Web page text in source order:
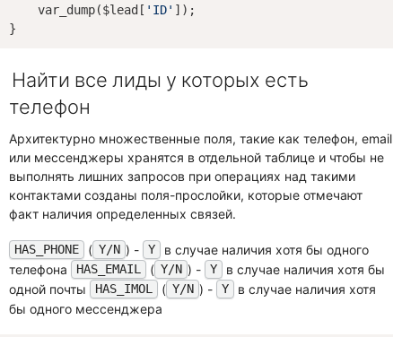
    var_dump($lead[
'ID' ]);
Найти все лиды у которых есть
телефон
Архитектурно множественные поля, такие как телефон, email
или мессенджеры хранятся в отдельной таблице и чтобы не
выполнять лишних запросов при операциях над такими
контактами созданы поля-прослойки, которые отмечают
факт наличия определенных связей.
HAS_PHONE ( Y/N ) - Y
в случае наличия хотя бы одного
телефона
HAS_EMAIL ( Y/N ) - Y
в случае наличия хотя бы
одной почты
HAS_IMOL ( Y/N ) - Y
в случае наличия хотя
бы одного мессенджера